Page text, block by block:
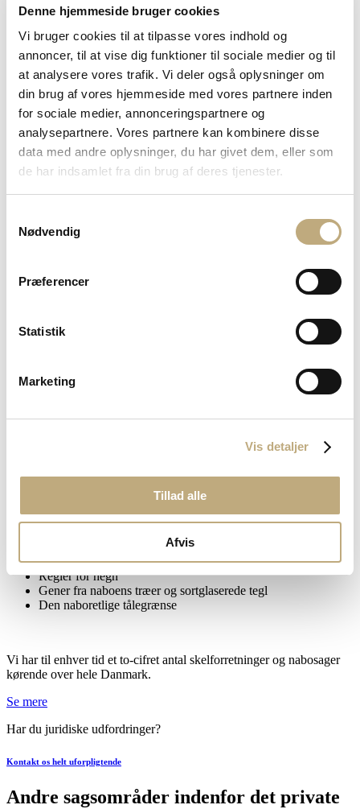
Denne hjemmeside bruger cookies
Vi bruger cookies til at tilpasse vores indhold og
annoncer, til at vise dig funktioner til sociale medier og til
at analysere vores trafik. Vi deler også oplysninger om
din brug af vores hjemmeside med vores partnere inden
for sociale medier, annonceringspartnere og
analysepartnere. Vores partnere kan kombinere disse
data med andre oplysninger, du har givet dem, eller som
de har indsamlet fra din brug af deres tjenester.
Nødvendig
Præferencer
Statistik
Marketing
Vis detaljer
Tillad alle
Afvis
Entrepriseret
Lejeret
Ægtepagter
Naboret
Tvangsauktioner
ikke skyldner kan betale sin gæld, eller hvis skyldner ikke
overholder en fastsat afdragsordning. Mest kendt er tvangsauktioner
f.eks. biler, både og andre værdifulde genstande, som skyldner måtte
eje.
men vi rådgiver også skyldnere, som er i risiko for at miste deres hus
på en tvangsauktion.Hvis du ønsker hjælp og rådgivning i
at kontakte os for en uforpligtende drøftelse. Vi rådgiver dagligt
Nabosager
såsom
Hævd
Regler for hegn
Gener fra naboens træer og sortglaserede tegl
Den naboretlige tålegrænse
Vi har til enhver tid et to-cifret antal skelforretninger og nabosager
kørende over hele Danmark.
Se mere
Har du juridiske udfordringer?
Kontakt os helt uforpligtende
Andre sagsområder indenfor det private